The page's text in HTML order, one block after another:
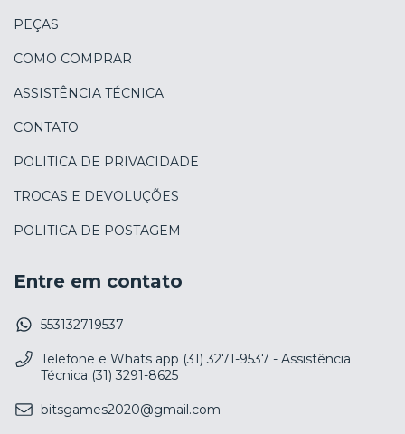
PEÇAS
COMO COMPRAR
ASSISTÊNCIA TÉCNICA
CONTATO
POLITICA DE PRIVACIDADE
TROCAS E DEVOLUÇÕES
POLITICA DE POSTAGEM
Entre em contato
553132719537
Telefone e Whats app (31) 3271-9537 - Assistência
Técnica (31) 3291-8625
bitsgames2020@gmail.com